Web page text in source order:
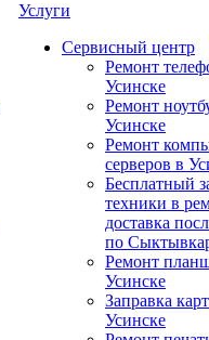
Услуги
Сервисный центр
Ремонт
Усинске
Ремонт
Усинске
Ремонт
серверов в
Бесплатный
техники в
доставка
по
Ремонт
Усинске
Заправка
Усинске